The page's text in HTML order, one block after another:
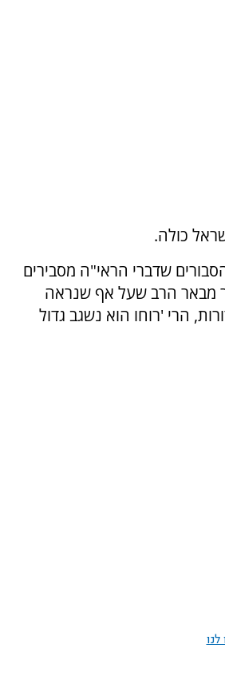
כולה.
שדברי הראי"ה מסבירים
מבאר הרב שעל אף שנראה
הרי 'רוחו הוא נשגב גדול